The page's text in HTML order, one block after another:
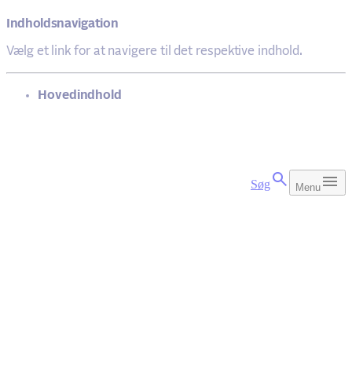
Indholdsnavigation
Vælg et link for at navigere til det respektive indhold.
gå til
Hovedindhold
Søg Menu